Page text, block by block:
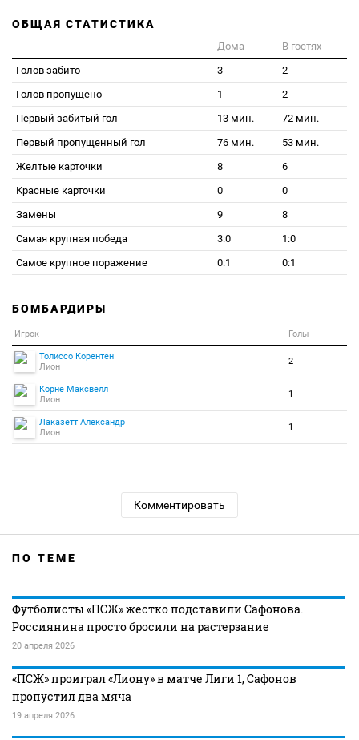
ОБЩАЯ СТАТИСТИКА
Дома
В гостях
Голов забито
3
2
Голов пропущено
1
2
Первый забитый гол
13 мин.
72 мин.
Первый пропущенный гол
76 мин.
53 мин.
Желтые карточки
8
6
Красные карточки
0
0
Замены
9
8
Самая крупная победа
3:0
1:0
Самое крупное поражение
0:1 0:1
БОМБАРДИРЫ
Игрок Голы
Толиссо Корентен
Лион
2
Корне Максвелл
Лион
1
Лаказетт Александр
Лион
1
Комментировать
ПО ТЕМЕ
Футболисты «ПСЖ» жестко подставили Сафонова.
Россиянина просто бросили на растерзание
20 апреля 2026
«ПСЖ» проиграл «Лиону» в матче Лиги 1, Сафонов
пропустил два мяча
19 апреля 2026